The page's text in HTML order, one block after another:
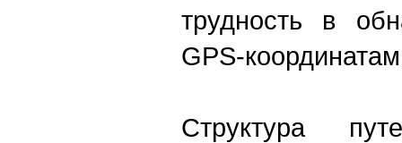
трудность в
GPS-
Структура